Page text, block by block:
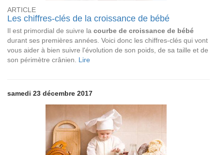
ARTICLE
Les chiffres-clés de la croissance de bébé
Il est primordial de suivre la courbe de croissance de bébé
durant ses premières années. Voici donc les chiffres-clés qui vont
vous aider à bien suivre l'évolution de son poids, de sa taille et de
son périmètre crânien. Lire
samedi 23 décembre 2017